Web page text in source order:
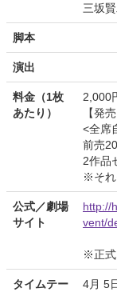
三坂
脚本
演出
料金（1枚
あたり）
2,000
【発
<全席
前売
2作品
※それ
公式／劇場
サイト
http://
vent/
※正式
タイムテー
4月 5